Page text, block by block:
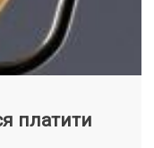
платити